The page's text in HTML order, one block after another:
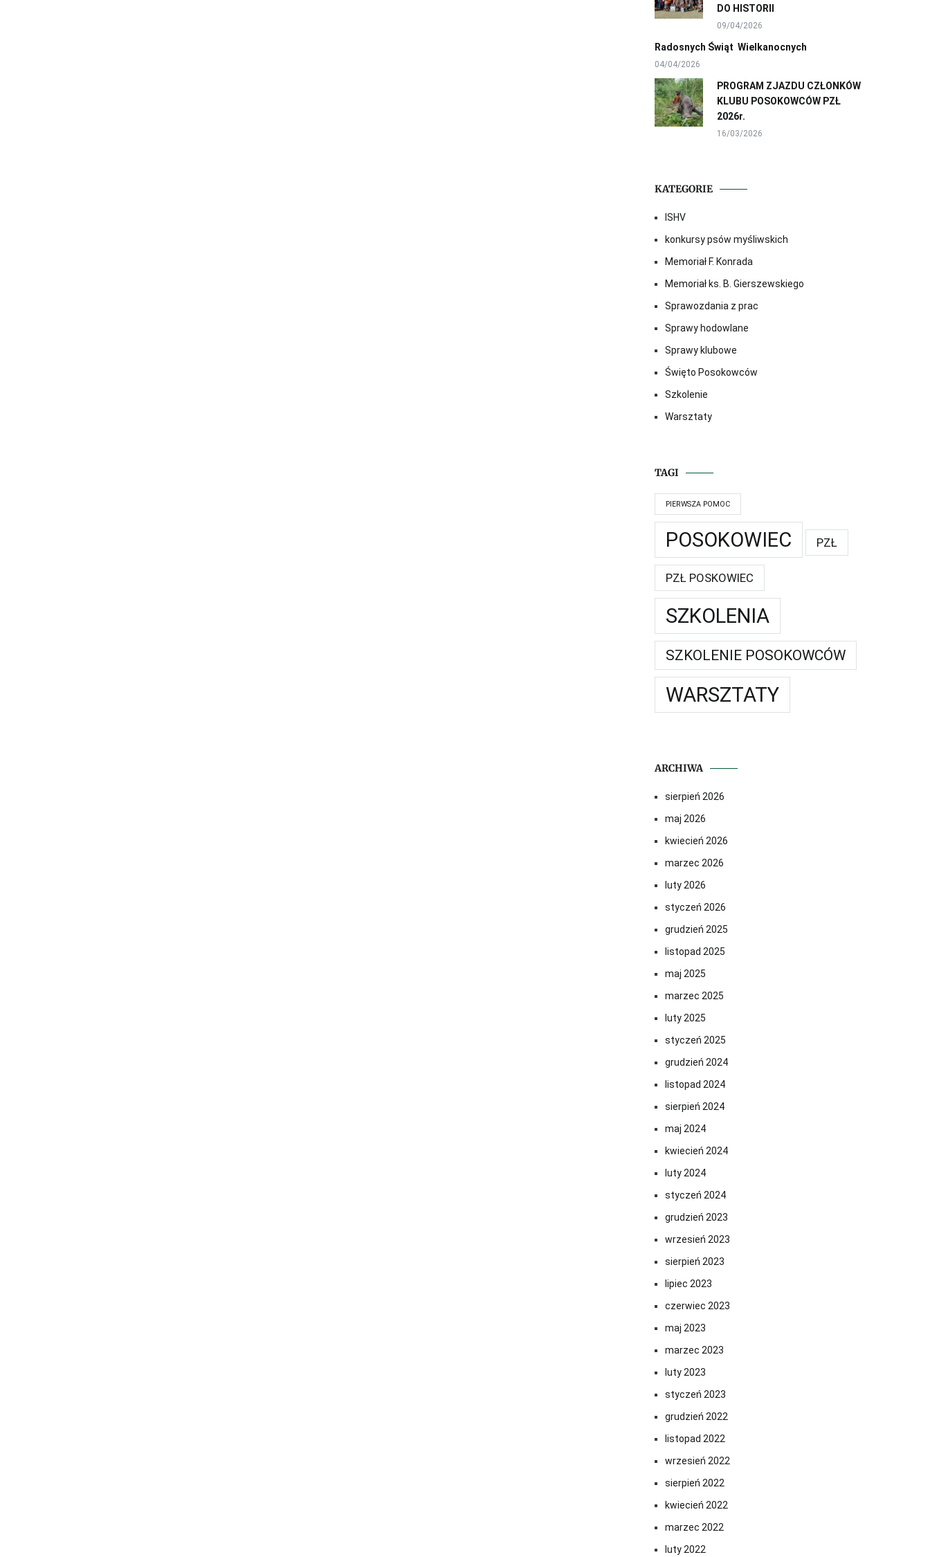
DO HISTORII
09/04/2026
Radosnych Świąt Wielkanocnych
04/04/2026
PROGRAM ZJAZDU CZŁONKÓW
KLUBU POSOKOWCÓW PZŁ
2026r.
16/03/2026
KATEGORIE
ISHV
konkursy psów myśliwskich
Memoriał F. Konrada
Memoriał ks. B. Gierszewskiego
Sprawozdania z prac
Sprawy hodowlane
Sprawy klubowe
Święto Posokowców
Szkolenie
Warsztaty
TAGI
PIERWSZA POMOC
POSOKOWIEC PZŁ
PZŁ POSKOWIEC
SZKOLENIA
SZKOLENIE POSOKOWCÓW
WARSZTATY
ARCHIWA
sierpień 2026
maj 2026
kwiecień 2026
marzec 2026
luty 2026
styczeń 2026
grudzień 2025
listopad 2025
maj 2025
marzec 2025
luty 2025
styczeń 2025
grudzień 2024
listopad 2024
sierpień 2024
maj 2024
kwiecień 2024
luty 2024
styczeń 2024
grudzień 2023
wrzesień 2023
sierpień 2023
lipiec 2023
czerwiec 2023
maj 2023
marzec 2023
luty 2023
styczeń 2023
grudzień 2022
listopad 2022
wrzesień 2022
sierpień 2022
kwiecień 2022
marzec 2022
luty 2022